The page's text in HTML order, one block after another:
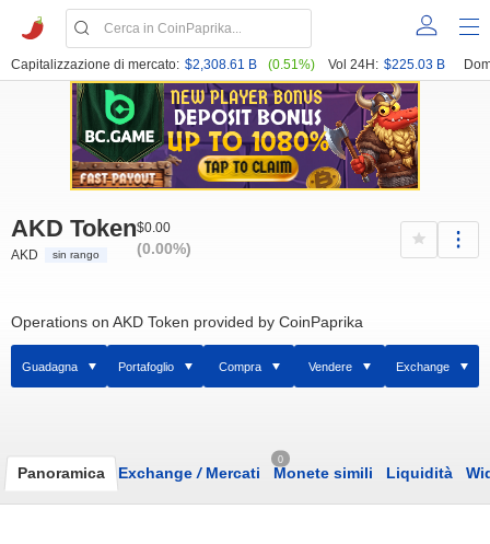
Capitalizzazione di mercato: $2,308.61 B (0.51%) Vol 24H: $225.03 B
AKD Token
AKD sin rango
$0.00
(0.00%)
Operations on AKD Token provided by CoinPaprika
Guadagna Portafoglio Compra Vendere Exchange
Panoramica Exchange /Mercati
0
Monete simili Liquidità